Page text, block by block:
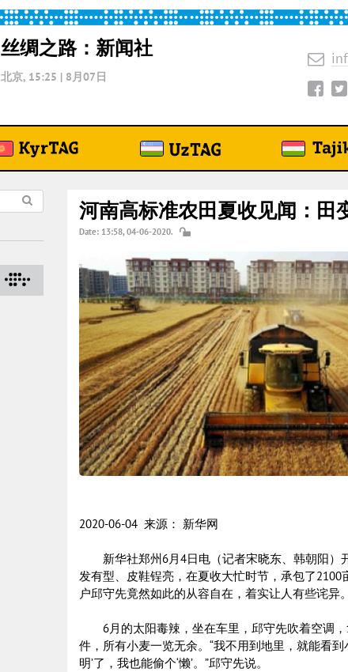
丝绸之路：新闻社
北京, 15:25 | 8月07日
河南高标准农田夏收见闻：田
Date: 13:58, 04-06-2020.
2020-06-04 来源： 新华网
新华社郑州6月4日电（记者宋晓东、韩朝阳）
发有型、皮鞋锃亮，在夏收大忙时节，承包了2100
户邱守先竟然如此的从容自在，着实让人有些诧异。
6月的太阳毒辣，坐在车里，邱守先吹着空调，
件，所有小麦一览无余。“我不用到地里，就能看到
明’了，我也能偷个‘懒’。”邱守先说。